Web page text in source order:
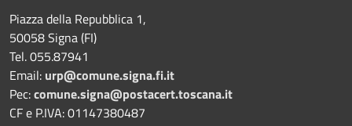
Piazza della Repubblica 1,
50058 Signa (FI)
Tel. 055.87941
Email: urp@comune.signa.fi.it
Pec:comune.signa@postacert.toscana.it
CF e P.IVA: 01147380487